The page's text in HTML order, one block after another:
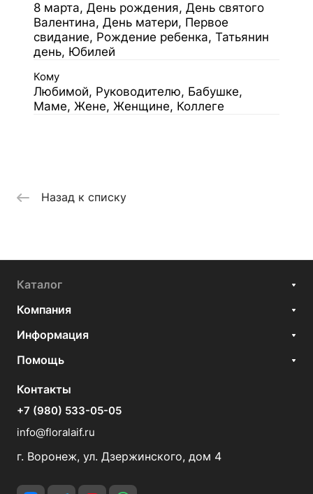
8 марта, День рождения, День святого
Валентина, День матери, Первое
свидание, Рождение ребенка, Татьянин
день, Юбилей
Кому
Любимой, Руководителю, Бабушке,
Маме, Жене, Женщине, Коллеге
Назад к списку
Каталог
Компания
Информация
Помощь
Контакты
+7 (980) 533-05-05
info@floralaif.ru
г. Воронеж, ул. Дзержинского, дом 4